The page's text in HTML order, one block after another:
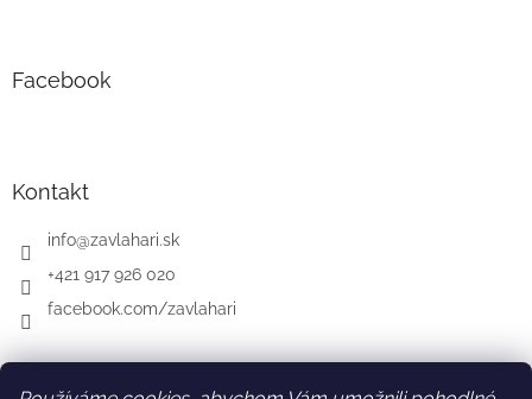
Facebook
Kontakt
info@zavlahari.sk
+421 917 926 020
facebook.com/zavlahari